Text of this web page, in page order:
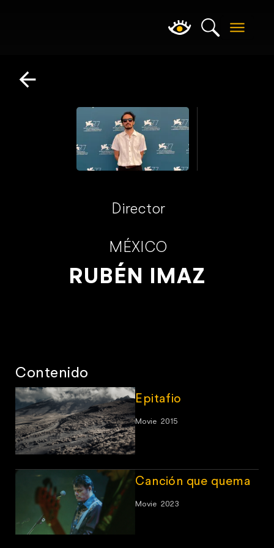
Director
MÉXICO
RUBÉN IMAZ
Contenido
Epitafio
Movie 2015
Canción que quema
Movie 2023